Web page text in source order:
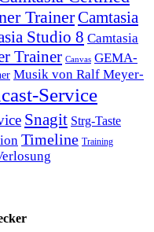
TrainerCamtasia
Studio 8 Camtasia
Trainer Canvas GEMA-
Musik von Ralf Meyer-
Service
Snagit Strg-Taste
Timeline Training